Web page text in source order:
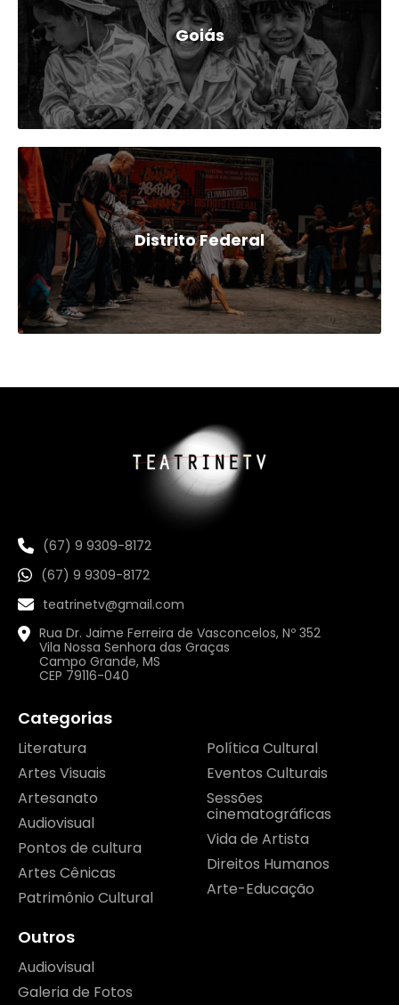
Goiás
Distrito Federal
(67) 9 9309-8172
(67) 9 9309-8172
teatrinetv@gmail.com
Rua Dr. Jaime Ferreira de Vasconcelos, Nº 352
Vila Nossa Senhora das Graças
Campo Grande, MS
CEP 79116-040
Categorias
Literatura
Artes Visuais
Artesanato
Audiovisual
Pontos de cultura
Artes Cênicas
Patrimônio Cultural
Política Cultural
Eventos Culturais
Sessões
cinematográficas
Vida de Artista
Direitos Humanos
Arte-Educação
Outros
Audiovisual
Galeria de Fotos